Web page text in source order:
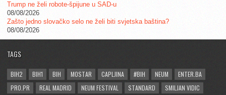
Trump ne želi robote-špijune u SAD-u
08/08/2026
Zašto jedno slovačko selo ne želi biti svjetska baština?
08/08/2026
TAGS
BIH2 BIH1 BIH MOSTAR CAPLJINA #BIH NEUM
ENTER.BA
PRO.PR
REAL MADRID NEUM FESTIVAL STANDARD
SMILJAN VIDIC